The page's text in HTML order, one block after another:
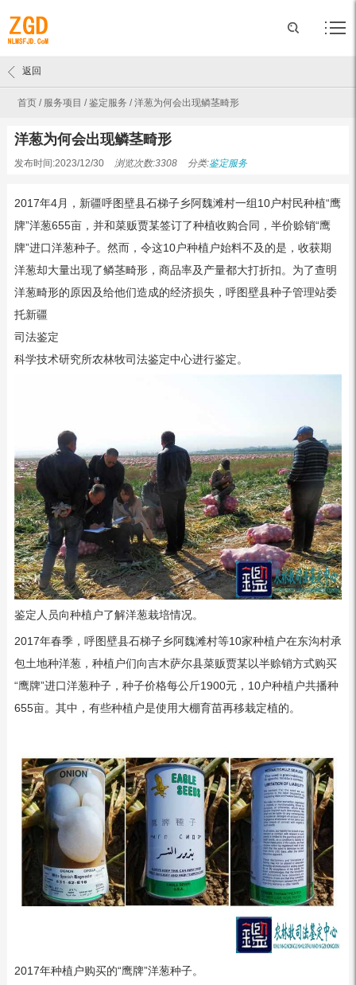
首页 / 服务项目 /鉴定服务 /洋葱为何会出现鳞茎畸形
返回
洋葱为何会出现鳞茎畸形
发布时间:2023/12/30 浏览次数:3308 分类:鉴定服务
2017年4月，新疆呼图壁县石梯子乡阿魏滩村一组10户村民种植“鹰
牌”洋葱655亩，并和菜贩贾某签订了种植收购合同，半价赊销“鹰
牌”进口洋葱种子。然而，令这10户种植户始料不及的是，收获期
洋葱却大量出现了鳞茎畸形，商品率及产量都大打折扣。为了查明
洋葱畸形的原因及给他们造成的经济损失，呼图壁县种子管理站委
托新疆
司法鉴定
科学技术研究所农林牧司法鉴定中心进行鉴定。
鉴定人员向种植户了解洋葱栽培情况。
2017年春季，呼图壁县石梯子乡阿魏滩村等10家种植户在东沟村承
包土地种洋葱，种植户们向吉木萨尔县菜贩贾某以半赊销方式购买
“鹰牌”进口洋葱种子，种子价格每公斤1900元，10户种植户共播种
655亩。其中，有些种植户是使用大棚育苗再移栽定植的。
2017年种植户购买的“鹰牌”洋葱种子。